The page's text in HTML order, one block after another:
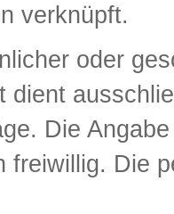
verknüpft.
oder
dient
Die
freiwillig. Die